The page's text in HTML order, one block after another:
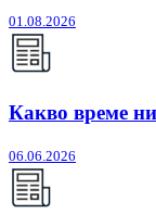
01.08.2026
Какво време
06.06.2026